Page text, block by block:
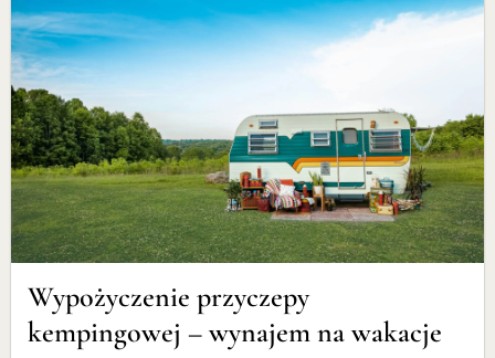
Wypożyczenie przyczepy
kempingowej – wynajem na wakacje